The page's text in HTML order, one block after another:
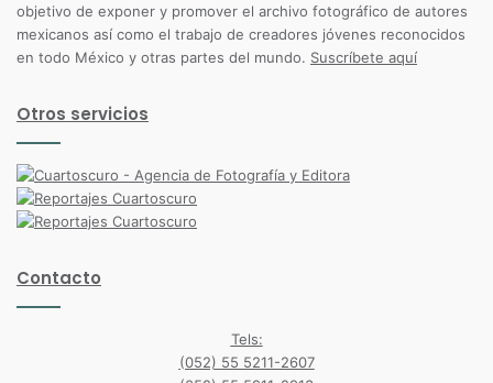
objetivo de exponer y promover el archivo fotográfico de autores
mexicanos así como el trabajo de creadores jóvenes reconocidos
en todo México y otras partes del mundo. Suscríbete aquí
Otros servicios
Contacto
Tels:
(052) 55 5211-2607